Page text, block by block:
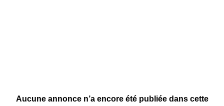
Aucune annonce n’a encore été publiée dans cette